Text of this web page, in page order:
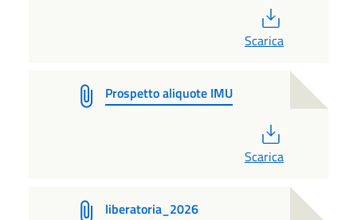
Scarica
Prospetto aliquote IMU
Scarica
liberatoria_2026